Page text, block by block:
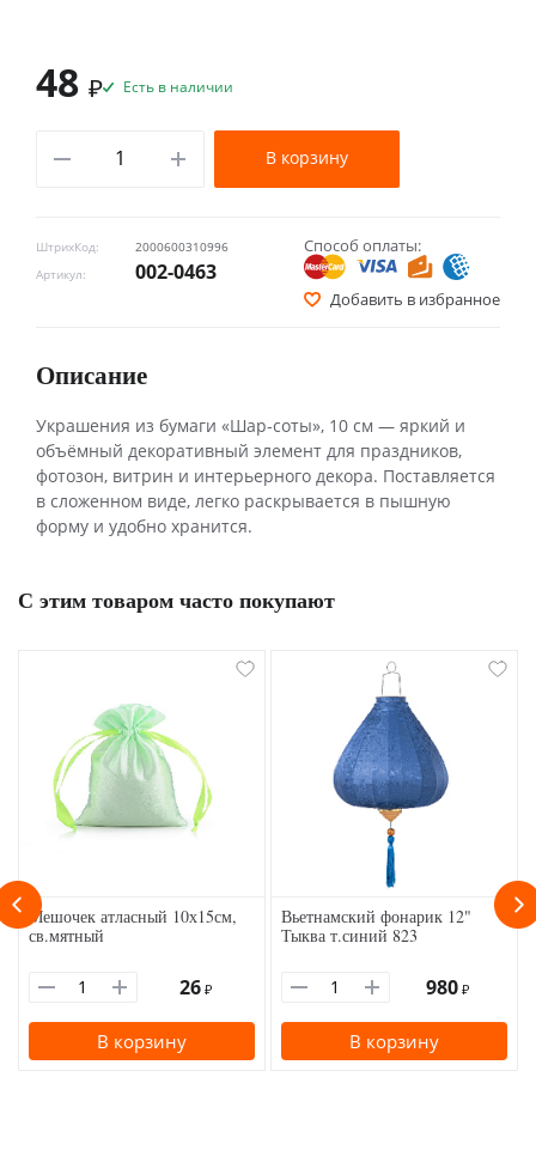
ШтрихКод:
2000600310996
Артикул:
002-0463
Способ оплаты:
Добавить в избранное
48 ₽ Есть в наличии
В корзину
Описание
Украшения из бумаги «Шар-соты», 10 см — яркий и
объёмный декоративный элемент для праздников,
фотозон, витрин и интерьерного декора. Поставляется
в сложенном виде, легко раскрывается в пышную
форму и удобно хранится.
С этим товаром часто покупают
Мешочек атласный 10х15см,
св.мятный
26 ₽
В корзину
Вьетнамский фонарик 12"
Тыква т.синий 823
980 ₽
В корзину